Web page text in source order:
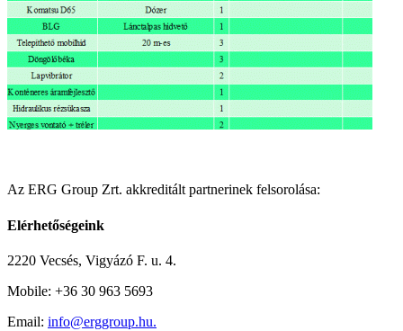
Az ERG Group Zrt. akkreditált partnerinek felsorolása:
Elérhetőségeink
2220 Vecsés, Vigyázó F. u. 4.
Mobile: +36 30 963 5693
Email: info@erggroup.hu.